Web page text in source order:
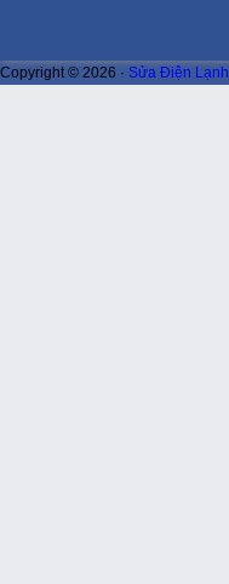
Copyright © 2026 · Sửa Điện Lạnh